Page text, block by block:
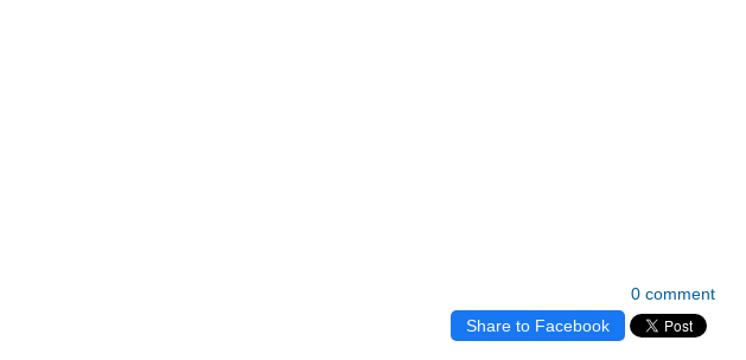
0 comment
Share to Facebook